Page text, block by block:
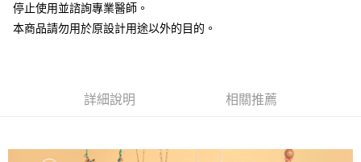
停止使用並諮詢專業醫師。
本商品請勿用於原設計用途以外的目的。
詳細說明 相關推薦